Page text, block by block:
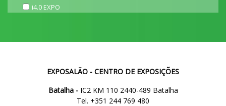
i4.0 EXPO
EXPOSALÃO - CENTRO DE EXPOSIÇÕES
Batalha -IC2 KM 110 2440-489 Batalha
Tel. +351 244 769 480